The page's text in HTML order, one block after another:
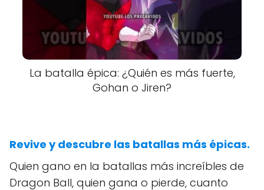
La batalla épica: ¿Quién es más fuerte,
Gohan o Jiren?
Revive y descubre las batallas más épicas.
Quien gano en la batallas más increíbles de
Dragon Ball, quien gana o pierde, cuanto